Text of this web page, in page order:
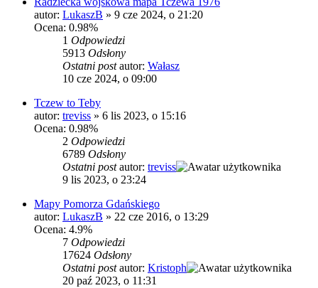
autor: LukaszB » 9 cze 2024, o 21:20
Ocena: 0.98%
1 Odpowiedzi
5913 Odsłony
Ostatni postautor: Wałasz
10 cze 2024, o 09:00
Tczew to Teby
autor: treviss » 6 lis 2023, o 15:16
Ocena: 0.98%
2 Odpowiedzi
6789 Odsłony
Ostatni postautor: treviss
9 lis 2023, o 23:24
Mapy Pomorza Gdańskiego
autor: LukaszB » 22 cze 2016, o 13:29
Ocena: 4.9%
7 Odpowiedzi
17624 Odsłony
Ostatni postautor: Kristoph
20 paź 2023, o 11:31